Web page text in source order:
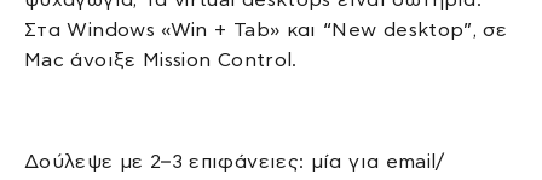
Στα Windows «Win + Tab» και “New desktop”, σε
Mac άνοιξε Mission Control.
Δούλεψε με 2–3 επιφάνειες: μία για email/